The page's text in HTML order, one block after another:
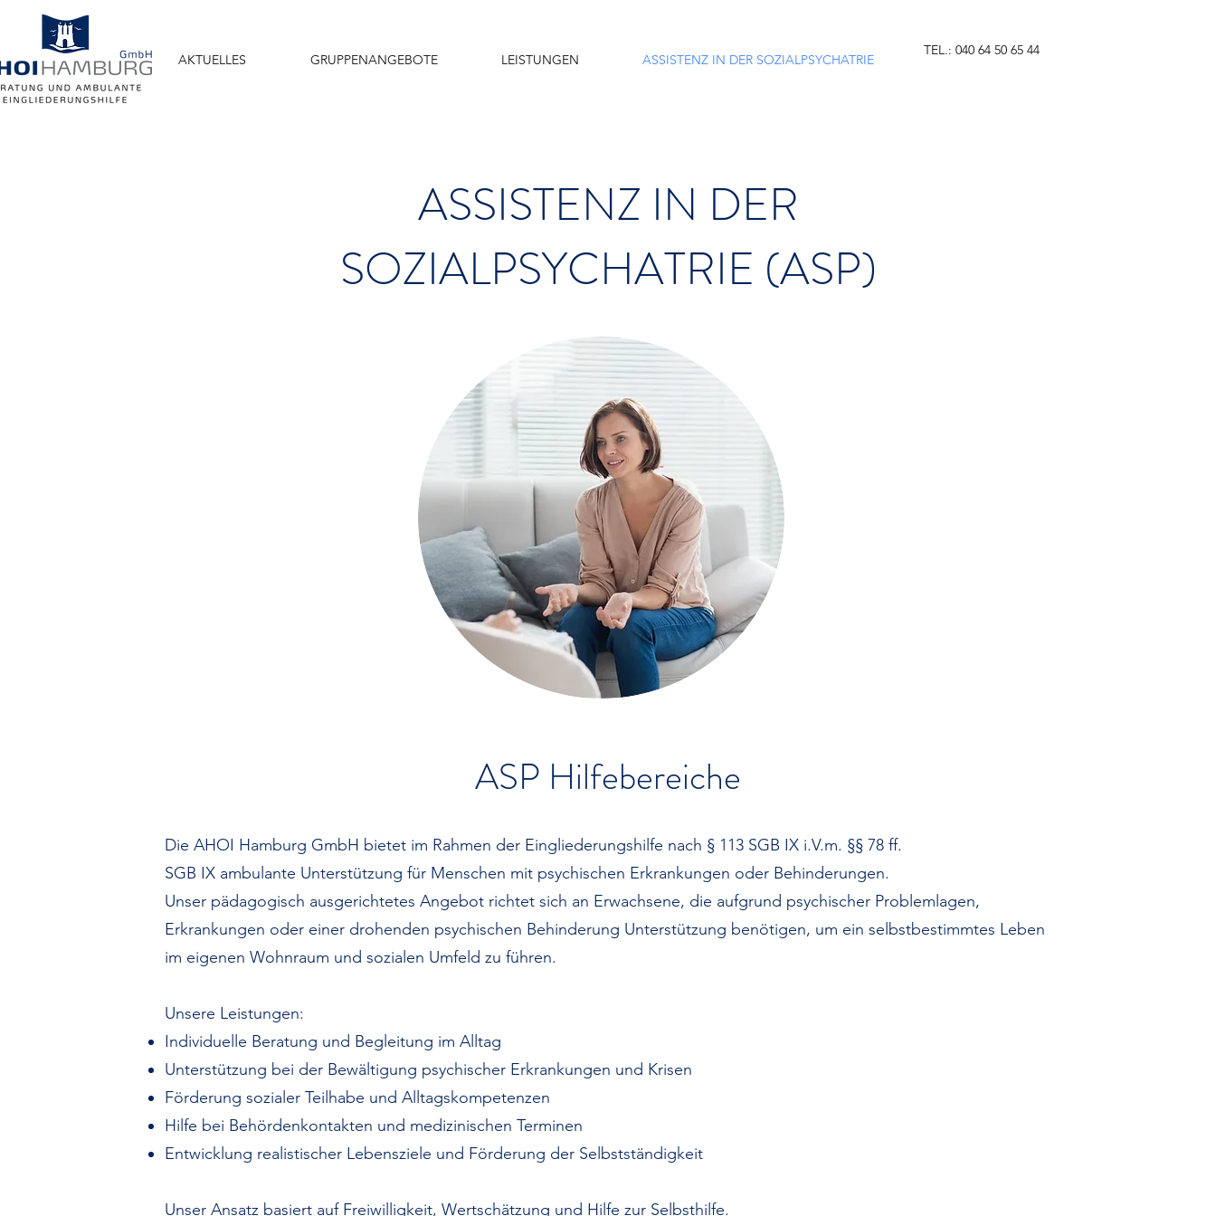
AKTUELLES GRUPPENANGEBOTE LEISTUNGEN ASSISTENZ IN DER SOZIALPSYCHATRIE
TEL.: 040 64 50 65 44
ASSISTENZ IN DER
SOZIALPSYCHATRIE (ASP)
ASP Hilfebereiche
Die AHOI Hamburg GmbH bietet im Rahmen der Eingliederungshilfe nach § 113 SGB IX i.V.m. §§ 78 ff.
SGB IX ambulante Unterstützung für Menschen mit psychischen Erkrankungen oder Behinderungen.
Unser pädagogisch ausgerichtetes Angebot richtet sich an Erwachsene, die aufgrund psychischer Problemlagen,
Erkrankungen oder einer drohenden psychischen Behinderung Unterstützung benötigen, um ein selbstbestimmtes Leben
im eigenen Wohnraum und sozialen Umfeld zu führen.
Unsere Leistungen:
Individuelle Beratung und Begleitung im Alltag
Unterstützung bei der Bewältigung psychischer Erkrankungen und Krisen
Förderung sozialer Teilhabe und Alltagskompetenzen
Hilfe bei Behördenkontakten und medizinischen Terminen
Entwicklung realistischer Lebensziele und Förderung der Selbstständigkeit
Unser Ansatz basiert auf Freiwilligkeit, Wertschätzung und Hilfe zur Selbsthilfe.